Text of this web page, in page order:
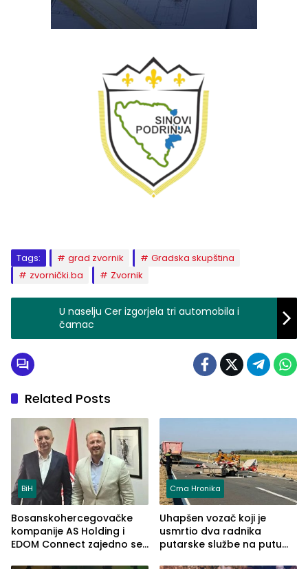
Tags: grad zvornik
Gradska skupština
zvornički.ba
Zvornik
U naselju Cer izgorjela tri automobila i
čamac
Related Posts
BiH
Bosanskohercegovačke
kompanije AS Holding i
EDOM Connect zajedno se
Crna Hronika
Uhapšen vozač koji je
usmrtio dva radnika
putarske službe na putu